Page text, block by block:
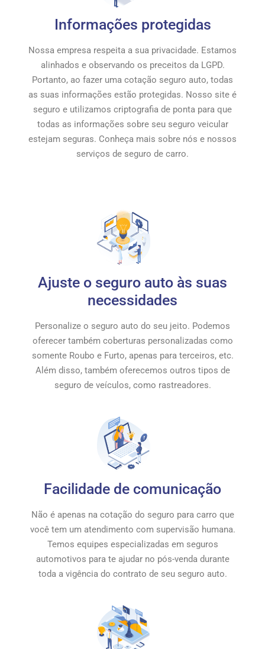
Informações protegidas
Nossa empresa respeita a sua privacidade. Estamos
alinhados e observando os preceitos da LGPD.
Portanto, ao fazer uma cotação seguro auto, todas
as suas informações estão protegidas. Nosso site é
seguro e utilizamos criptografia de ponta para que
todas as informações sobre seu seguro veicular
estejam seguras. Conheça mais sobre nós e nossos
serviços de seguro de carro.
Ajuste o seguro auto às suas
necessidades
Personalize o seguro auto do seu jeito. Podemos
oferecer também coberturas personalizadas como
somente Roubo e Furto, apenas para terceiros, etc.
Além disso, também oferecemos outros tipos de
seguro de veículos, como rastreadores.
Facilidade de comunicação
Não é apenas na cotação do seguro para carro que
você tem um atendimento com supervisão humana.
Temos equipes especializadas em seguros
automotivos para te ajudar no pós-venda durante
toda a vigência do contrato de seu seguro auto.